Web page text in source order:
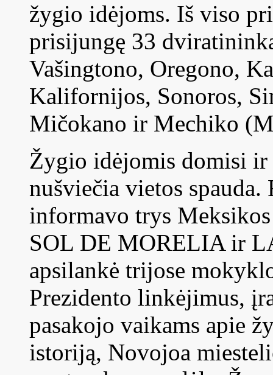
žygio idėjoms. Iš viso
prisijungę 33
Vašingtono, Oregono,
Kalifornijos, Sonoros,
Mičokano ir Mechiko
Žygio idėjomis domisi ir
nušviečia vietos
informavo trys
SOL DE MORELIA ir
apsilankė trijose
Prezidento linkėjimus,
pasakojo vaikams apie
istoriją, Novojoa